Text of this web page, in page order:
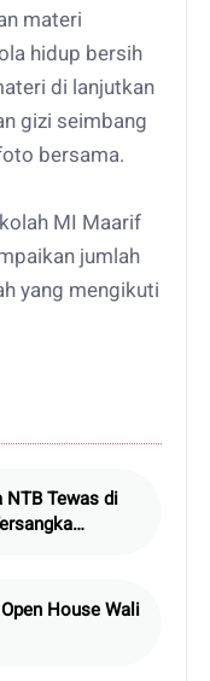
materi
hidup bersih
di lanjutkan
gizi seimbang
bersama.
MI Maarif
jumlah
yang mengikuti
NTB Tewas di
House Wali